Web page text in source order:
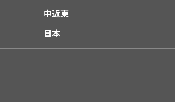
中近東
日本